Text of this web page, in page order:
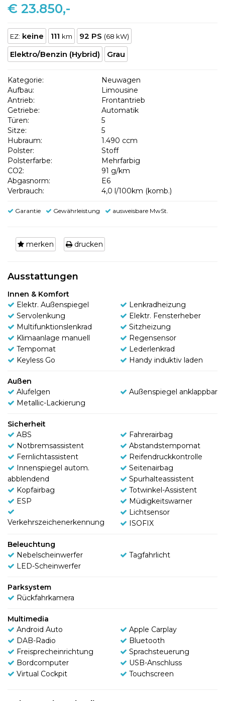
€ 23.850,-
EZ: keine 111 km 92 PS (68 kW)
Elektro/Benzin (Hybrid) Grau
Kategorie:
Neuwagen
Aufbau:
Limousine
Antrieb:
Frontantrieb
Getriebe:
Automatik
Türen:
5
Sitze:
5
Hubraum:
1.490 ccm
Polster:
Stoff
Polsterfarbe:
Mehrfarbig
CO2:
91 g/km
Abgasnorm:
E6
Verbrauch:
4,0 l/100km (komb.)
Garantie Gewährleistung ausweisbare MwSt.
merken drucken
Ausstattungen
Innen & Komfort
Elektr. Außenspiegel
Lenkradheizung
Servolenkung
Elektr. Fensterheber
Multifunktionslenkrad
Sitzheizung
Klimaanlage manuell
Regensensor
Tempomat
Lederlenkrad
Keyless Go
Handy induktiv laden
Außen
Alufelgen
Außenspiegel anklappbar
Metallic-Lackierung
Sicherheit
ABS
Fahrerairbag
Notbremsassistent
Abstandstempomat
Fernlichtassistent
Reifendruckkontrolle
Innenspiegel autom.
abblendend
Seitenairbag
Spurhalteassistent
Kopfairbag
Totwinkel-Assistent
ESP
Müdigkeitswarner
Verkehrszeichenerkennung
Lichtsensor
ISOFIX
Beleuchtung
Nebelscheinwerfer
Tagfahrlicht
LED-Scheinwerfer
Parksystem
Rückfahrkamera
Multimedia
Android Auto
Apple Carplay
DAB-Radio
Bluetooth
Freisprecheinrichtung
Sprachsteuerung
Bordcomputer
USB-Anschluss
Virtual Cockpit
Touchscreen